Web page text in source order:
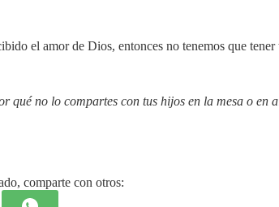
el amor de Dios, entonces no tenemos que
qué no lo compartes con tus hijos en la mesa o en
comparte con otros: